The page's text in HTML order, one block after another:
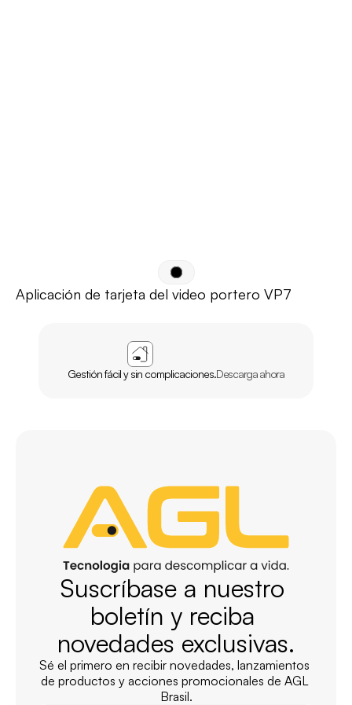
Aplicación de tarjeta del video portero VP7
Gestión fácil y sin complicaciones.Descarga ahora
Suscríbase a nuestro
boletín y reciba
novedades exclusivas.
Sé el primero en recibir novedades, lanzamientos
de productos y acciones promocionales de AGL
Brasil.